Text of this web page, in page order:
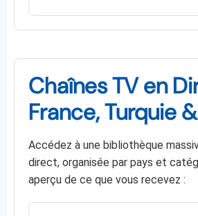
Chaînes TV en
France, Turquie
Accédez à une bibliothèque
direct, organisée par pays et
aperçu de ce que vous recevez :